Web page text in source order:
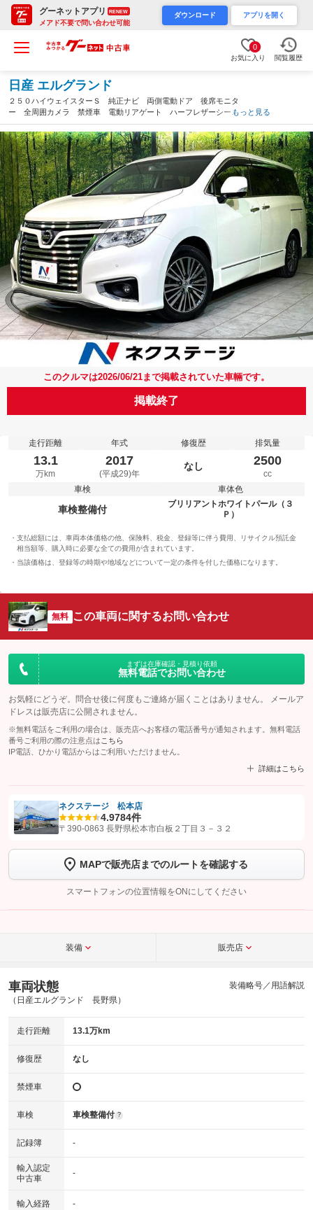
グーネットアプリ RENEW
メアド不要で問い合わせ可能
ダウンロード アプリを開く
0
お気に入り 閲覧履歴
日産 エルグランド
２５０ハイウェイスターＳ 純正ナビ 両側電動ドア 後席モニタ
ー 全周囲カメラ 禁煙車 電動リアゲート ハーフレザーシー
ト ドラレコ コーナーセンサー スマートキー ＬＥＤヘッド
ビルトインＥＴＣ クルコン 純正１８インチアルミ（長野県）
もっと見る
このクルマは2026/06/21まで掲載されていた車輛です。
掲載終了
走行距離
13.1
万km
年式
2017
(平成29)年
修復歴
なし
排気量
2500
cc
車検
車検整備付
車体色
ブリリアントホワイトパール（３
Ｐ）
支払総額には、車両本体価格の他、保険料、税金、登録等に伴う費用、リサイクル預託金
相当額等、購入時に必要な全ての費用が含まれています。
当該価格は、登録等の時期や地域などについて一定の条件を付した価格になります。
無料 この車両に関するお問い合わせ
まずは在庫確認・見積り依頼
無料電話でお問い合わせ
お気軽にどうぞ。問合せ後に何度もご連絡が届くことはありません。 メールア
ドレスは販売店に公開されません。
※無料電話をご利用の場合は、販売店へお客様の電話番号が通知されます。無料電話
番号ご利用の際の注意点は こちら
IP電話、ひかり電話からはご利用いただけません。
詳細はこちら
【STEP1】認証画面でグーネットを友だち追加してから「許可する」ボタンを押
トーク画面で
ボタンをタップして問い合わせを
完了してください。
こちら
ネクステージ 松本店
4.9784件
〒390-0863 長野県松本市白板２丁目３－３２
MAPで販売店までのルートを確認する
スマートフォンの位置情報をONにしてください
装備 販売店
車両状態
（日産エルグランド 長野県）
装備略号／用語解説
走行距離 13.1万km
修復歴 なし
禁煙車
車検 車検整備付 ?
記録簿 -
輸入認定
中古車
-
輸入経路 -